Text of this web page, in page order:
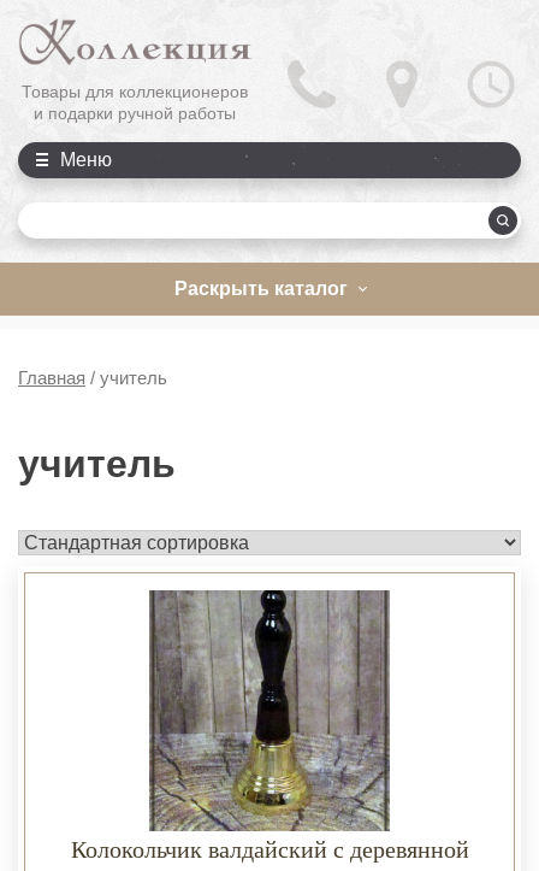
Товары для коллекционеров
и подарки ручной работы
Меню
Раскрыть каталог
Главная / учитель
учитель
Колокольчик валдайский с деревянной